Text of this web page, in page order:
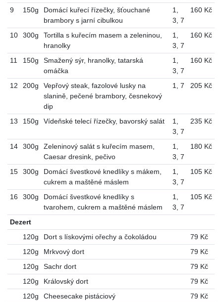
9 150g
Domácí kuřecí řízečky, šťouchané
brambory s jarní cibulkou
1,
3, 7
160 Kč
10 300g
Tortilla s kuřecím masem a zeleninou,
hranolky
1,
3, 7
160 Kč
11 150g
Smažený sýr, hranolky, tatarská
omáčka
1,
3, 7
160 Kč
12 200g
Vepřový steak, fazolové lusky na
slanině, pečené brambory, česnekový
dip
1, 7 205 Kč
13 150g Vídeňské telecí řízečky, bavorský salát 1,
3, 7
235 Kč
14 300g
Zeleninový salát s kuřecím masem,
Caesar dresink, pečivo
1,
3, 7
180 Kč
15 300g
Domácí švestkové knedlíky s mákem,
cukrem a maštěné máslem
1,
3, 7
105 Kč
16 300g
Domácí švestkové knedlíky s
tvarohem, cukrem a maštěné máslem
1,
3, 7
105 Kč
Dezert
120g
Dort s lískovými ořechy a čokoládou
79 Kč
120g
Mrkvový dort
79 Kč
120g
Sachr dort
79 Kč
120g
Královský dort
79 Kč
120g
Cheesecake pistáciový
79 Kč